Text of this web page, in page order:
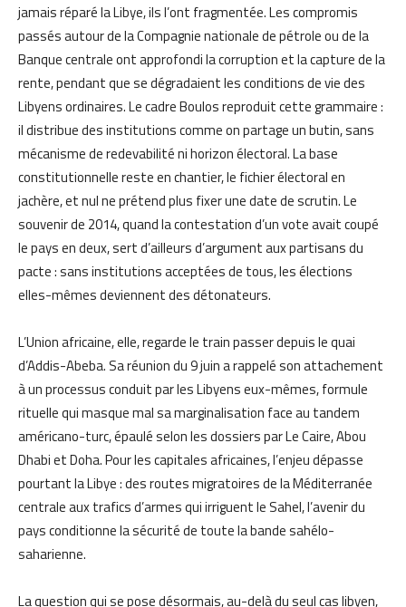
jamais réparé la Libye, ils l’ont fragmentée. Les compromis
passés autour de la Compagnie nationale de pétrole ou de la
Banque centrale ont approfondi la corruption et la capture de la
rente, pendant que se dégradaient les conditions de vie des
Libyens ordinaires. Le cadre Boulos reproduit cette grammaire :
il distribue des institutions comme on partage un butin, sans
mécanisme de redevabilité ni horizon électoral. La base
constitutionnelle reste en chantier, le fichier électoral en
jachère, et nul ne prétend plus fixer une date de scrutin. Le
souvenir de 2014, quand la contestation d’un vote avait coupé
le pays en deux, sert d’ailleurs d’argument aux partisans du
pacte : sans institutions acceptées de tous, les élections
elles-mêmes deviennent des détonateurs.
L’Union africaine, elle, regarde le train passer depuis le quai
d’Addis-Abeba. Sa réunion du 9 juin a rappelé son attachement
à un processus conduit par les Libyens eux-mêmes, formule
rituelle qui masque mal sa marginalisation face au tandem
américano-turc, épaulé selon les dossiers par Le Caire, Abou
Dhabi et Doha. Pour les capitales africaines, l’enjeu dépasse
pourtant la Libye : des routes migratoires de la Méditerranée
centrale aux trafics d’armes qui irriguent le Sahel, l’avenir du
pays conditionne la sécurité de toute la bande sahélo-
saharienne.
La question qui se pose désormais, au-delà du seul cas libyen,